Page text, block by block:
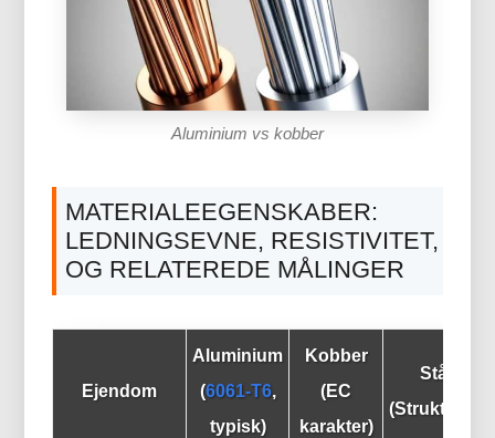
Aluminium vs kobber
MATERIALEEGENSKABER:
LEDNINGSEVNE, RESISTIVITET,
OG RELATEREDE MÅLINGER
Ejendom
Aluminium
(6061-T6,
typisk)
Kobber
(EC
karakter)
Stål
(Strukturel)